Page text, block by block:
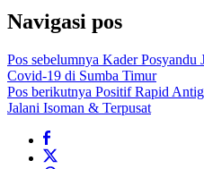
Navigasi pos
Pos sebelumnya Kader Posyandu
Covid-19 di Sumba Timur
Pos berikutnya Positif Rapid
Jalani Isoman & Terpusat